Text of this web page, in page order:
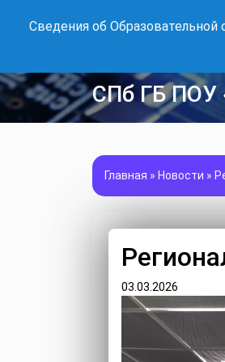
Сведения об Образовательной
СПб ГБ ПОУ
Главная » Новости »
03.03.2026